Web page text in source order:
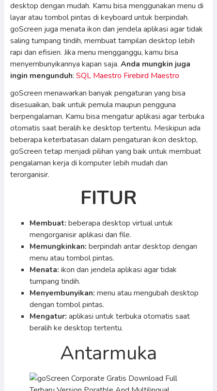
desktop dengan mudah. Kamu bisa menggunakan menu di
layar atau tombol pintas di keyboard untuk berpindah.
goScreen juga menata ikon dan jendela aplikasi agar tidak
saling tumpang tindih, membuat tampilan desktop lebih
rapi dan efisien. Jika menu mengganggu, kamu bisa
menyembunyikannya kapan saja. Anda mungkin juga
ingin mengunduh: SQL Maestro Firebird Maestro
goScreen menawarkan banyak pengaturan yang bisa
disesuaikan, baik untuk pemula maupun pengguna
berpengalaman. Kamu bisa mengatur aplikasi agar terbuka
otomatis saat beralih ke desktop tertentu. Meskipun ada
beberapa keterbatasan dalam pengaturan ikon desktop,
goScreen tetap menjadi pilihan yang baik untuk membuat
pengalaman kerja di komputer lebih mudah dan
terorganisir.
FITUR
Membuat: beberapa desktop virtual untuk
mengorganisir aplikasi dan file.
Memungkinkan: berpindah antar desktop dengan
menu atau tombol pintas.
Menata: ikon dan jendela aplikasi agar tidak
tumpang tindih.
Menyembunyikan: menu atau mengubah desktop
dengan tombol pintas.
Mengatur: aplikasi untuk terbuka otomatis saat
beralih ke desktop tertentu.
Antarmuka